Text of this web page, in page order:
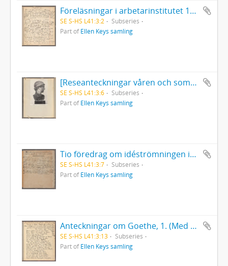
Föreläsningar i arbetarinstitutet 1902-03. Det europeiska inflytandet på den svenska litteraturen. [Storhetstiden].
SE S-HS L41:3:2
Subseries
Part ofEllen Keys samling
[Reseanteckningar våren och sommaren 1907]. Anteckningar från och med 1907.
SE S-HS L41:3:6
Subseries
Part ofEllen Keys samling
Tio föredrag om idéströmningen inom Englands litteratur efter nationalismen.
SE S-HS L41:3:7
Subseries
Part ofEllen Keys samling
Anteckningar om Goethe, 1. (Med bilaga)
SE S-HS L41:3:13
Subseries
Part ofEllen Keys samling